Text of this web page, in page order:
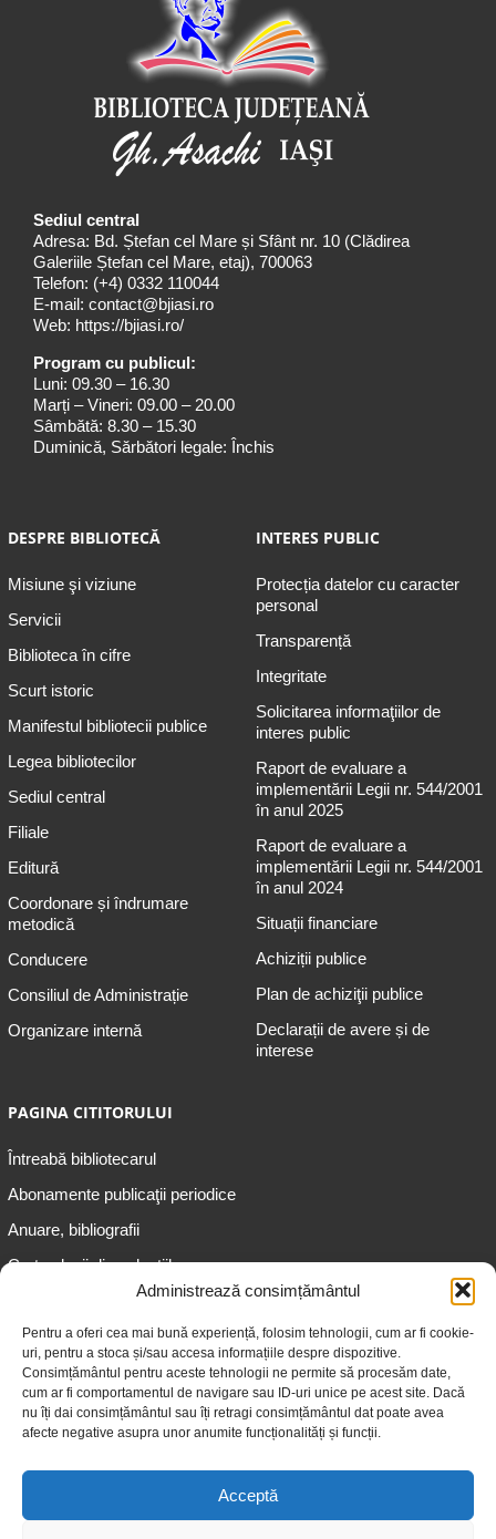
Administrează consimțământul
Pentru a oferi cea mai bună experiență, folosim tehnologii, cum ar fi cookie-
uri, pentru a stoca și/sau accesa informațiile despre dispozitive.
Consimțământul pentru aceste tehnologii ne permite să procesăm date,
cum ar fi comportamentul de navigare sau ID-uri unice pe acest site. Dacă
nu îți dai consimțământul sau îți retragi consimțământul dat poate avea
afecte negative asupra unor anumite funcționalități și funcții.
Acceptă
Sediul central
Adresa: Bd. Ștefan cel Mare și Sfânt nr. 10 (Clădirea
Galeriile Ștefan cel Mare, etaj), 700063
Telefon: (+4) 0332 110044
E-mail: contact@bjiasi.ro
Web: https://bjiasi.ro/
Program cu publicul:
Luni: 09.30 – 16.30
Marți – Vineri: 09.00 – 20.00
Sâmbătă: 8.30 – 15.30
Duminică, Sărbători legale: Închis
DESPRE BIBLIOTECĂ
Misiune şi viziune
Servicii
Biblioteca în cifre
Scurt istoric
Manifestul bibliotecii publice
Legea bibliotecilor
Sediul central
Filiale
Editură
Coordonare și îndrumare
metodică
Conducere
Consiliul de Administrație
Organizare internă
INTERES PUBLIC
Protecția datelor cu caracter
personal
Transparență
Integritate
Solicitarea informaţiilor de
interes public
Raport de evaluare a
implementării Legii nr. 544/2001
în anul 2025
Raport de evaluare a
implementării Legii nr. 544/2001
în anul 2024
Situații financiare
Achiziții publice
Plan de achiziţii publice
Declarații de avere și de
interese
PAGINA CITITORULUI
Întreabă bibliotecarul
Abonamente publicaţii periodice
Anuare, bibliografii
Cartea lunii din colecțiile
Informații pentru adolescenți
Informații pentru adulți
Informații pentru seniori